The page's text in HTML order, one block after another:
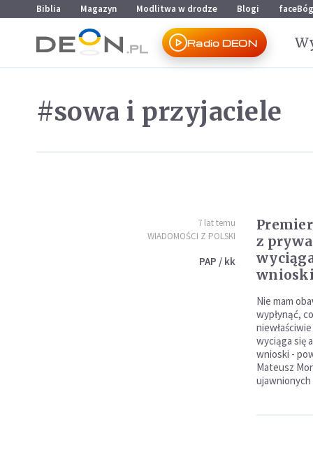
Przejdź do menu głównego
Przejdź do treści
Biblia Magazyn Modlitwa w drodze Blogi faceBóg
Radio DEON
#sowa i przyjaciele
7 lat temu
WIADOMOŚCI Z POLSKI
PAP / kk
z
wnioski
Nie mam
wypłynąć,
wyciąga się
wnioski -
Mateusz